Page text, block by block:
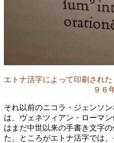
エトナ活字によって印刷され
９６
それ以前のニコラ・ジェンソ
は、ヴェネツィアン・ローマ
はまだ中世以来の手書き文字
た。ところがエトナ活字では